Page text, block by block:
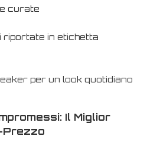
curate
riportate in etichetta
per un look quotidiano
Il Miglior
Prezzo